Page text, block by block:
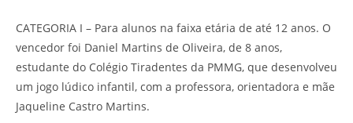
CATEGORIA I – Para alunos na faixa etária de até 12 anos. O
vencedor foi Daniel Martins de Oliveira, de 8 anos,
estudante do Colégio Tiradentes da PMMG, que desenvolveu
um jogo lúdico infantil, com a professora, orientadora e mãe
Jaqueline Castro Martins.